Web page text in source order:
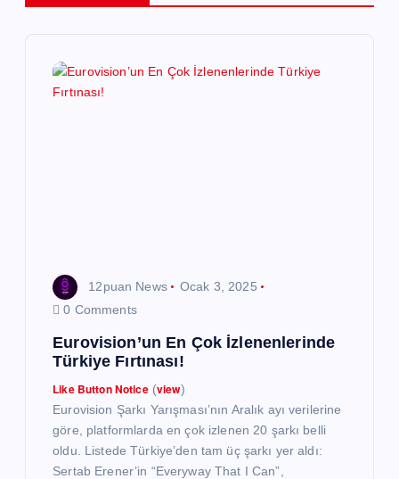
12puan News
Ocak 3, 2025
0 Comments
Eurovision’un En Çok İzlenenlerinde
Türkiye Fırtınası!
Like Button Notice(view)
Eurovision Şarkı Yarışması’nın Aralık ayı verilerine
göre, platformlarda en çok izlenen 20 şarkı belli
oldu. Listede Türkiye’den tam üç şarkı yer aldı:
Sertab Erener’in “Everyway That I Can”,